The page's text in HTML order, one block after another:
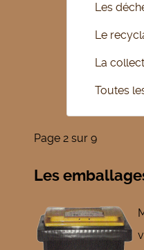
Les
Le
La
Toutes
Page 2 sur 9
Les